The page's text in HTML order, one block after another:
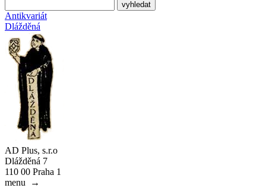
Antikvariát
Dlážděná
AD Plus, s.r.o
Dlážděná 7
110 00 Praha 1
menu
→